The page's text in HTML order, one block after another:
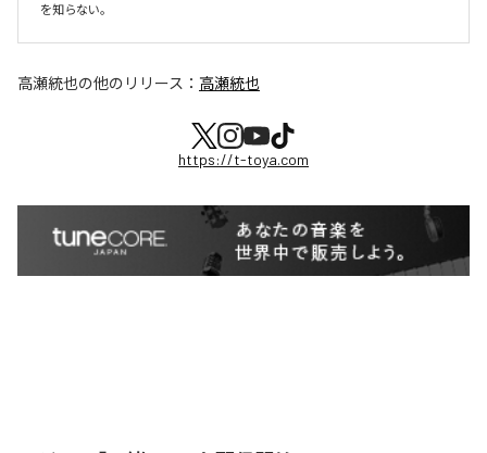
を知らない。
高瀬統也の他のリリース： 高瀬統也
https://t-toya.com